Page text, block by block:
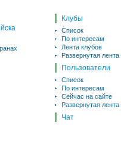
Клубы
Список
По интересам
Лента клубов
Развернутая лента
Пользователи
Список
По интересам
Сейчас на сайте
Развернутая лента
Чат